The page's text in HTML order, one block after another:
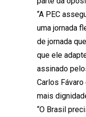
“A PEC
uma jornada
de jornada
que ele
assinado
Carlos
mais
“O Brasil